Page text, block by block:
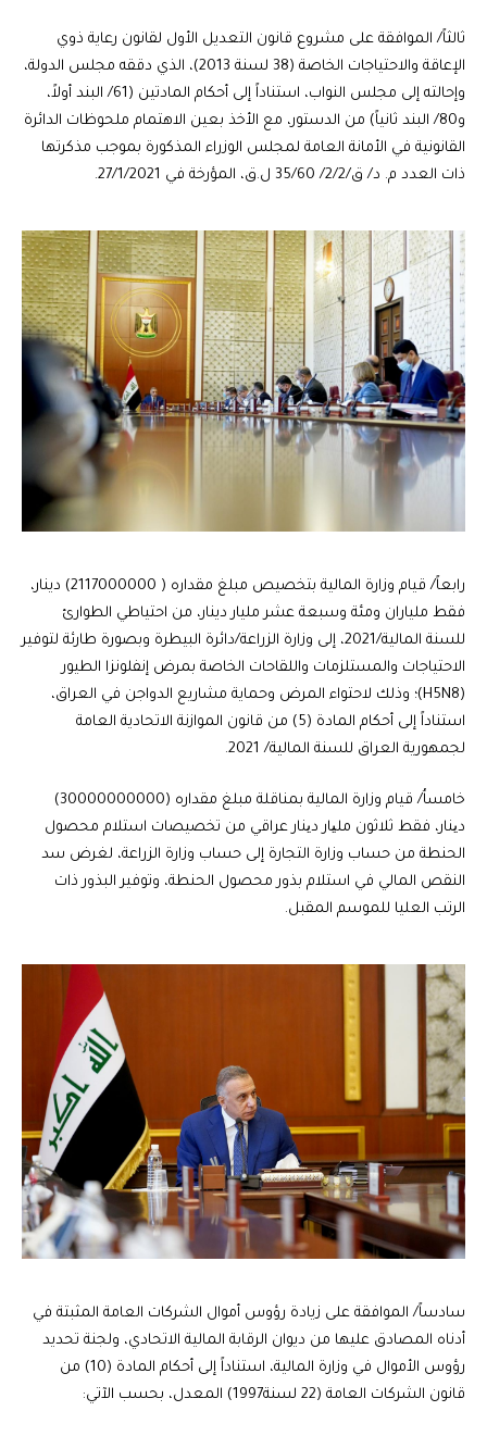
ثالثاً/ الموافقة على مشروع قانون التعديل الأول لقانون رعاية ذوي
الإعاقة والاحتياجات الخاصة (38 لسنة 2013)، الذي دققه مجلس الدولة،
وإحالته إلى مجلس النواب، استناداً إلى أحكام المادتين (61/ البند أولاً،
و80/ البند ثانياً) من الدستور، مع الأخذ بعين الاهتمام ملحوظات الدائرة
القانونية في الأمانة العامة لمجلس الوزراء المذكورة بموجب مذكرتها
ذات العدد م. د/ ق/2/2/ 35/60 ل.ق، المؤرخة في 27/1/2021.
رابعاً/ قيام وزارة المالية بتخصيص مبلغ مقداره ( 2117000000) دينار،
فقط ملياران ومئة وسبعة عشر مليار دينار، من احتياطي الطوارئ
للسنة المالية/2021، إلى وزارة الزراعة/دائرة البيطرة وبصورة طارئة لتوفير
الاحتياجات والمستلزمات واللقاحات الخاصة بمرض إنفلونزا الطيور
(H5N8)؛ وذلك لاحتواء المرض وحماية مشاريع الدواجن في العراق،
استناداً إلى أحكام المادة (5) من قانون الموازنة الاتحادية العامة
لجمهورية العراق للسنة المالية/ 2021.
خامساُ/ قيام وزارة المالية بمناقلة مبلغ مقداره (30000000000)
دینار، فقط ثلاثون ملیار دینار عراقي من تخصيصات استلام محصول
الحنطة من حساب وزارة التجارة إلى حساب وزارة الزراعة، لغرض سد
النقص المالي في استلام بذور محصول الحنطة، وتوفير البذور ذات
الرتب العليا للموسم المقبل.
سادساً/ الموافقة على زيادة رؤوس أموال الشركات العامة المثبتة في
أدناه المصادق عليها من ديوان الرقابة المالية الاتحادي، ولجنة تحديد
رؤوس الأموال في وزارة المالية، استناداً إلى أحكام المادة (10) من
قانون الشركات العامة (22 لسنة1997) المعدل، بحسب الآتي: